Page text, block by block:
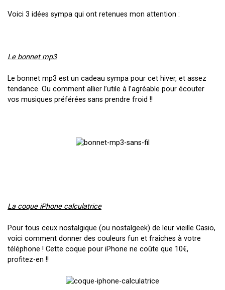
Voici 3 idées sympa qui ont retenues mon attention :
Le bonnet mp3
Le bonnet mp3 est un cadeau sympa pour cet hiver, et assez
tendance. Ou comment allier l’utile à l’agréable pour écouter
vos musiques préférées sans prendre froid !!
La coque iPhone calculatrice
Pour tous ceux nostalgique (ou nostalgeek) de leur vieille Casio,
voici comment donner des couleurs fun et fraîches à votre
téléphone ! Cette coque pour iPhone ne coûte que 10€,
profitez-en !!